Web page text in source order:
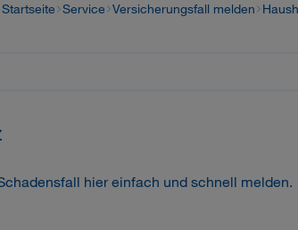
Startseite Service Versicherungsfall melden
hier einfach und schnell melden.